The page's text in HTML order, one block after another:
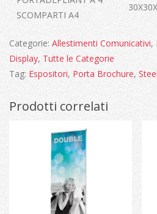
SCOMPARTI A4
Categorie: Allestimenti Comunicativi,
Display, Tutte le Categorie
Tag: Espositori, Porta Brochure,
Prodotti correlati